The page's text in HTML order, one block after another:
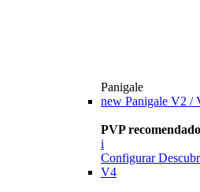
Panigale
new Panigale V2 /
PVP
i
Configurar
V4